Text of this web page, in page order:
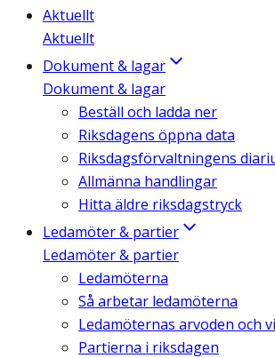
Aktuellt
Aktuellt
Dokument & lagar
Dokument & lagar
Beställ och ladda ner
Riksdagens öppna data
Riksdagsförvaltningens
Allmänna handlingar
Hitta äldre riksdagstryck
Ledamöter & partier
Ledamöter & partier
Ledamöterna
Så arbetar ledamöterna
Ledamöternas arvoden och
Partierna i riksdagen